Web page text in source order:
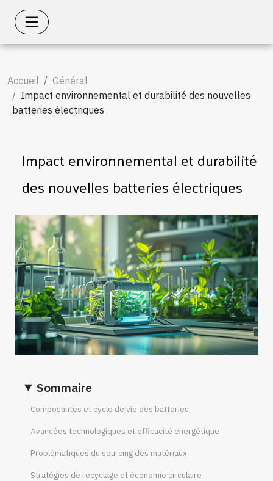
Accueil
Général
Impact environnemental et durabilité des nouvelles
batteries électriques
Impact environnemental et durabilité
des nouvelles batteries électriques
Sommaire
Composantes et cycle de vie des batteries
Avancées technologiques et efficacité énergétique
Problématiques du sourcing des matériaux
Stratégies de recyclage et économie circulaire